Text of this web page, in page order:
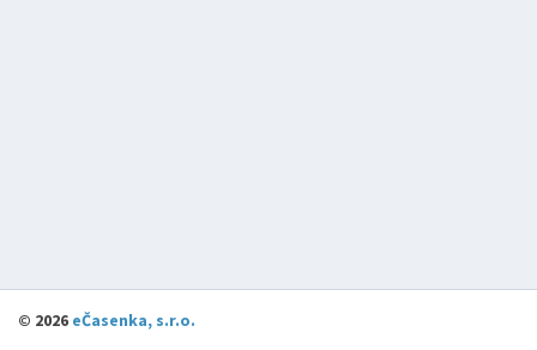
© 2026 eČasenka, s.r.o.